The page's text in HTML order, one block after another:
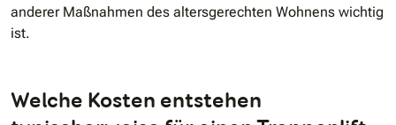
anderer Maßnahmen des altersgerechten Wohnens wichtig
ist.
Welche Kosten entstehen